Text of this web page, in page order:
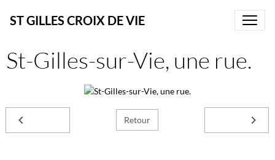
ST GILLES CROIX DE VIE
St-Gilles-sur-Vie, une rue.
Retour